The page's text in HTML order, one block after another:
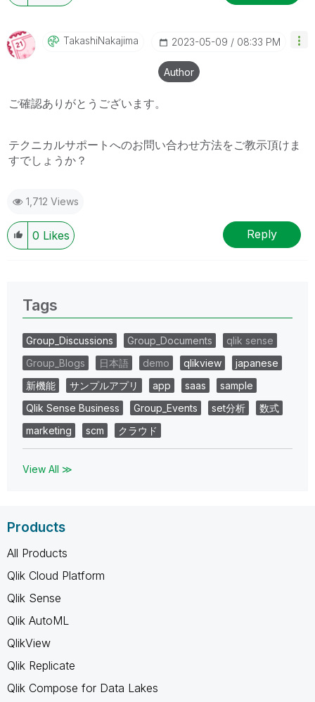
TakashiNakajima ‎2023-05-09 08:33 PM
Author
ご確認ありがとうございます。
テクニカルサポートへのお問い合わせ方法をご教示頂けま
すでしょうか？
1,712 Views
0 Likes Reply
Tags
Group_Discussions Group_Documents
qlik sense
Group_Blogs
日本語 demo qlikview
japanese
新機能
サンプルアプリ app saas
sample
Qlik Sense Business
Group_Events set分析
数式
marketing
scm クラウド
View All ≫
Products
All Products
Qlik Cloud Platform
Qlik Sense
Qlik AutoML
QlikView
Qlik Replicate
Qlik Compose for Data Lakes